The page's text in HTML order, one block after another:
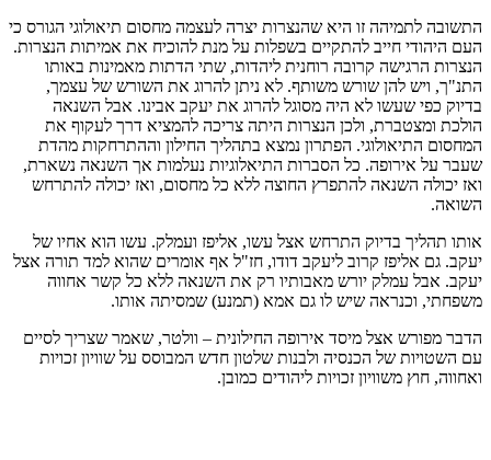
התשובה לתמיהה זו היא שהנצרות יצרה לעצמה מחסום תיאולוגי הגורס כי
העם היהודי חייב להתקיים בשפלות על מנת להוכיח את אמיתות הנצרות.
הנצרות הרגישה קרובה רוחנית ליהדות, שתי הדתות מאמינות באותו
התנ"ך, ויש להן שורש משותף. לא ניתן להרוג את השורש של עצמך,
בדיוק כפי שעשו לא היה מסוגל להרוג את יעקב אבינו. אבל השנאה
הולכת ומצטברת, ולכן הנצרות היתה צריכה להמציא דרך לעקוף את
המחסום התיאולוגי. הפתרון נמצא בתהליך החילון וההתרחקות מהדת
שעבר על אירופה. כל הסברות התיאלוגיות נעלמות אך השנאה נשארת,
ואז יכולה השנאה להתפרץ החוצה ללא כל מחסום, ואז יכולה להתרחש
השואה.
אותו תהליך בדיוק התרחש אצל עשו, אליפז ועמלק. עשו הוא אחיו של
יעקב. גם אליפז קרוב ליעקב דודו, חז"ל אף אומרים שהוא למד תורה אצל
יעקב. אבל עמלק יורש מאבותיו רק את השנאה ללא כל קשר אחווה
משפחתי, וכנראה שיש לו גם אמא (תמנע) שמסיתה אותו.
הדבר מפורש אצל מיסד אירופה החילונית – וולטר, שאמר שצריך לסיים
עם השטויות של הכנסיה ולבנות שלטון חדש המבוסס על שוויון זכויות
ואחווה, חוץ משוויון זכויות ליהודים כמובן.